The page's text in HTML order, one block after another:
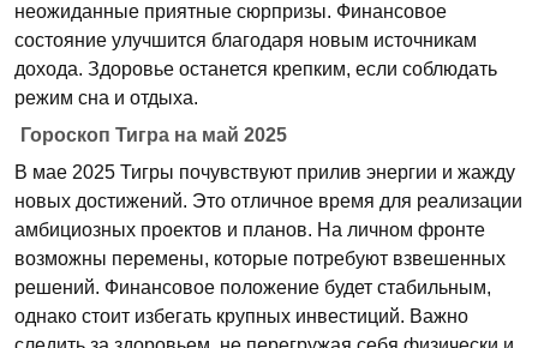
неожиданные приятные сюрпризы. Финансовое
состояние улучшится благодаря новым источникам
дохода. Здоровье останется крепким, если соблюдать
режим сна и отдыха.
Гороскоп Тигра на май 2025
В мае 2025 Тигры почувствуют прилив энергии и жажду
новых достижений. Это отличное время для реализации
амбициозных проектов и планов. На личном фронте
возможны перемены, которые потребуют взвешенных
решений. Финансовое положение будет стабильным,
однако стоит избегать крупных инвестиций. Важно